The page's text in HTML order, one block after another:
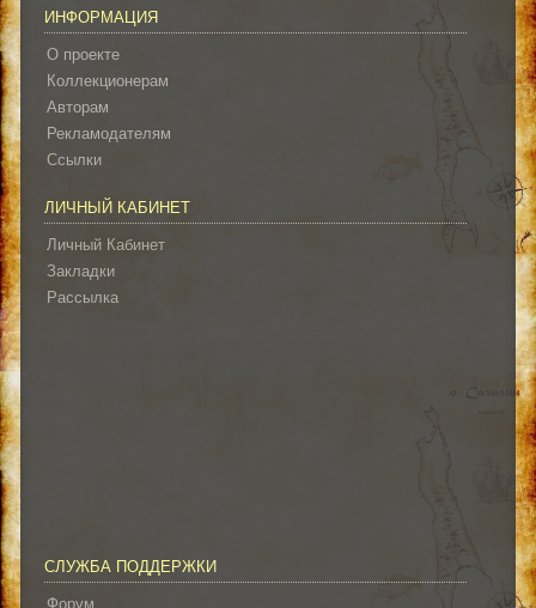
ИНФОРМАЦИЯ
О проекте
Коллекционерам
Авторам
Рекламодателям
Ссылки
ЛИЧНЫЙ КАБИНЕТ
Личный Кабинет
Закладки
Рассылка
СЛУЖБА ПОДДЕРЖКИ
Форум